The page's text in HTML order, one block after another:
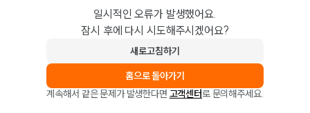
일시적인 오류가 발생했어요.
잠시 후에 다시 시도해주시겠어요?
새로고침하기
홈으로 돌아가기
계속해서 같은 문제가 발생한다면 고객센터로 문의해주세요.